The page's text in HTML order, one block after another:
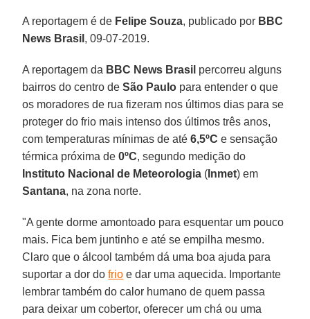
A reportagem é de Felipe Souza, publicado por BBC
News Brasil , 09-07-2019.
A reportagem da BBC News Brasil percorreu alguns
bairros do centro deSão Paulo para entender o que
os moradores de rua fizeram nos últimos dias para se
proteger do frio mais intenso dos últimos três anos,
com temperaturas mínimas de até6,5ºC e sensação
térmica próxima de 0ºC, segundo medição do
Instituto Nacional de Meteorologia ( Inmet) em
Santana, na zona norte.
"A gente dorme amontoado para esquentar um pouco
mais. Fica bem juntinho e até se empilha mesmo.
Claro que o álcool também dá uma boa ajuda para
suportar a dor dofrio e dar uma aquecida. Importante
lembrar também do calor humano de quem passa
para deixar um cobertor, oferecer um chá ou uma